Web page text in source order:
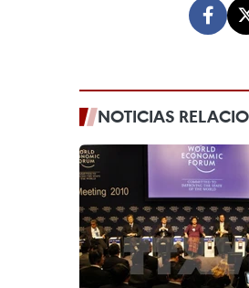
NOTICIAS